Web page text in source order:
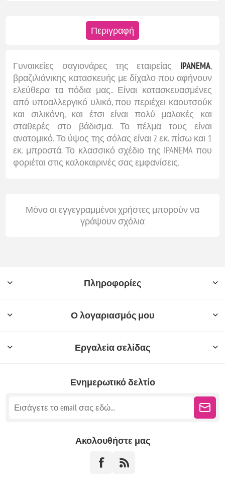
Περιγραφή
Γυναικείες σαγιονάρες της εταιρείας IPANEMA,
βραζιλιάνικης κατασκευής με δίχαλο που αφήνουν
ελεύθερα τα πόδια μας.. Είναι κατασκευασμένες
από υποαλλεργικό υλικό, που περιέχει καουτσούκ
και σιλικόνη, και έτσι είναι πολύ μαλακές και
σταθερές στο βάδισμα. Το πέλμα τους είναι
ανατομικό. Το ύψος της σόλας είναι 2 εκ. πίσω και 1
εκ. μπροστά. Το κλασσικό σχέδιο της IPANEMA που
φοριέται στις καλοκαιρινές σας εμφανίσεις.
Μόνο οι εγγεγραμμένοι χρήστες μπορούν να
γράψουν σχόλια
Πληροφορίες
Ο λογαριασμός μου
Εργαλεία σελίδας
Ενημερωτικό δελτίο
Ακολουθήστε μας